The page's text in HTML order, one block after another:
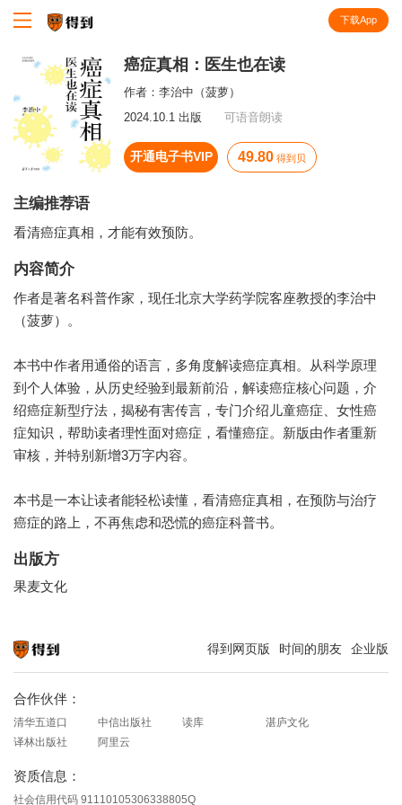
下载App
癌症真相：医生也在读
作者： 李治中（菠萝）
2024.10.1 出版
可语音朗读
开通电子书VIP 49.80 得到贝
主编推荐语
看清癌症真相，才能有效预防。
内容简介
作者是著名科普作家，现任北京大学药学院客座教授的李治中
（菠萝）。
本书中作者用通俗的语言，多角度解读癌症真相。从科学原理
到个人体验，从历史经验到最新前沿，解读癌症核心问题，介
绍癌症新型疗法，揭秘有害传言，专门介绍儿童癌症、女性癌
症知识，帮助读者理性面对癌症，看懂癌症。新版由作者重新
审核，并特别新增3万字内容。
本书是一本让读者能轻松读懂，看清癌症真相，在预防与治疗
癌症的路上，不再焦虑和恐慌的癌症科普书。
出版方
果麦文化
得到网页版 时间的朋友 企业版
合作伙伴：
清华五道口 中信出版社 读库
湛庐文化
译林出版社
阿里云
资质信息：
社会信用代码 91110105306338805Q